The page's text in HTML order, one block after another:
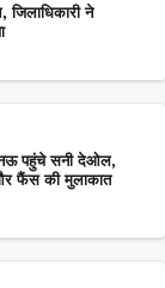
ने
पहुंचे सनी देओल,
फैंस की मुलाकात